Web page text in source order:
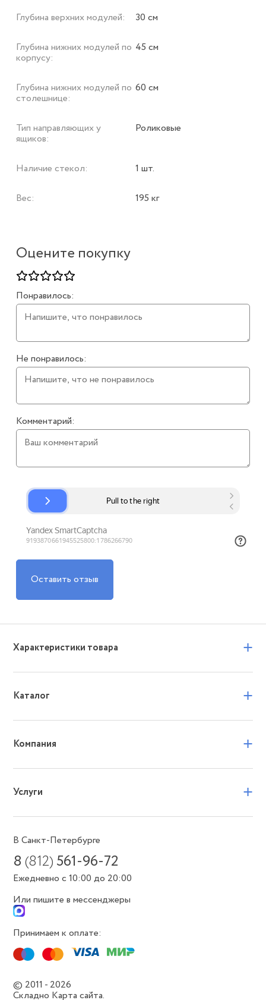
Оцените покупку
Понравилось:
Не понравилось:
Комментарий:
Оставить отзыв
Глубина верхних модулей: 30 см
Глубина нижних модулей по
корпусу:
45 см
Глубина нижних модулей по
столешнице:
60 см
Тип направляющих у
ящиков:
Роликовые
Наличие стекол: 1 шт.
Вес: 195 кг
Характеристики товара +
Каталог +
Компания +
Услуги +
В Санкт-Петербурге
8(812) 561-96-72
Ежедневно с 10:00 до 20:00
Или пишите в мессенджеры
Принимаем к оплате:
© 2011 - 2026
Складно Карта сайта.